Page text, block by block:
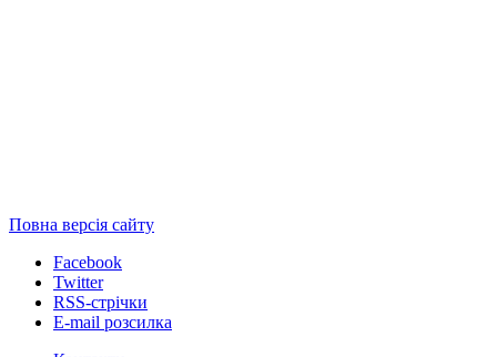
Повна версія сайту
Facebook
Twitter
RSS-стрічки
E-mail розсилка